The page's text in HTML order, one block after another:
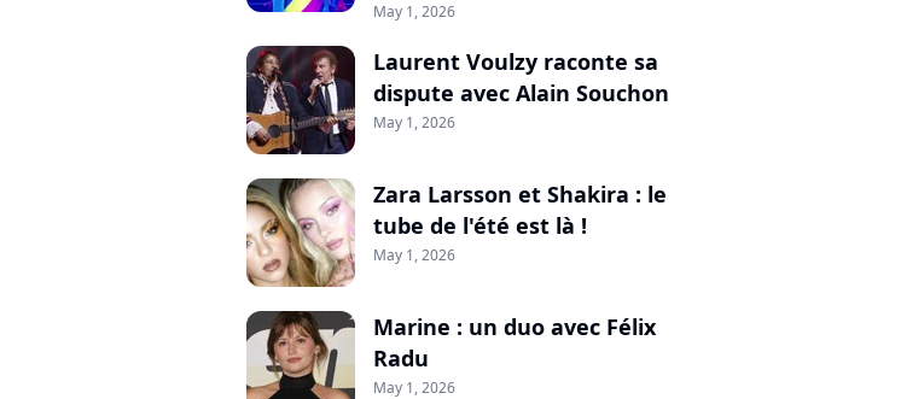
May 1, 2026
Laurent Voulzy raconte sa
dispute avec Alain Souchon
May 1, 2026
Zara Larsson et Shakira : le
tube de l'été est là !
May 1, 2026
Marine : un duo avec Félix
Radu
May 1, 2026